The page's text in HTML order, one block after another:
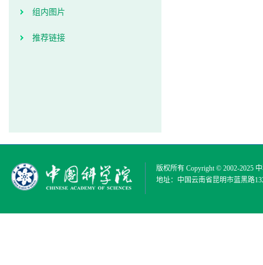
组内图片
推荐链接
版权所有 Copyright © 2002-2025
地址：中国云南省昆明市蓝黑路